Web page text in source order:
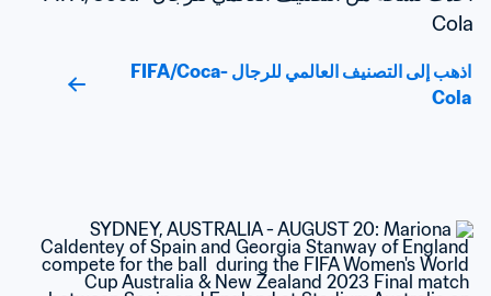
Cola
اذهب إلى التصنيف العالمي للرجال FIFA/Coca-
Cola